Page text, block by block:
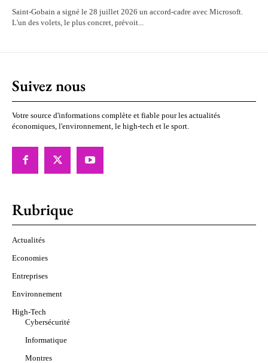
Saint-Gobain a signé le 28 juillet 2026 un accord-cadre avec Microsoft.
L'un des volets, le plus concret, prévoit...
Suivez nous
Votre source d'informations complète et fiable pour les actualités
économiques, l'environnement, le high-tech et le sport.
Rubrique
Actualités
Economies
Entreprises
Environnement
High-Tech
Cybersécurité
Informatique
Montres